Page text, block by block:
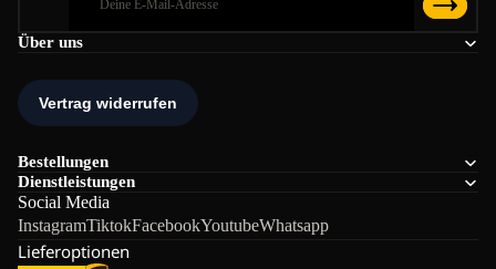
Über uns
Bestellungen
Dienstleistungen
Social Media
InstagramTiktokFacebookYoutubeWhatsapp
Lieferoptionen